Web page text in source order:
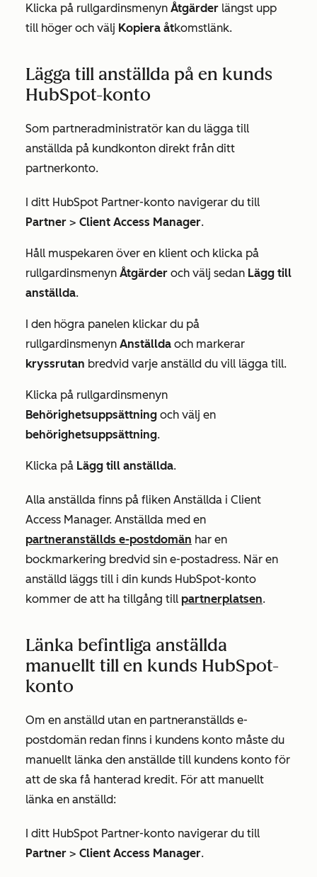
Klicka på rullgardinsmenyn Åtgärder längst upp
till höger och välj Kopiera åtkomstlänk.
Lägga till anställda på en kunds
HubSpot-konto
Som partneradministratör kan du lägga till
anställda på kundkonton direkt från ditt
partnerkonto.
I ditt HubSpot Partner-konto navigerar du till
Partner > Client Access Manager.
Håll muspekaren över en klient och klicka på
rullgardinsmenyn Åtgärder och välj sedan Lägg till
anställda.
I den högra panelen klickar du på
rullgardinsmenyn Anställda och markerar
kryssrutan bredvid varje anställd du vill lägga till.
Klicka på rullgardinsmenyn
Behörighetsuppsättning och välj en
behörighetsuppsättning.
Klicka på Lägg till anställda.
Alla anställda finns på fliken Anställda i Client
Access Manager. Anställda med en
partneranställds e-postdomän har en
bockmarkering bredvid sin e-postadress. När en
anställd läggs till i din kunds HubSpot-konto
kommer de att ha tillgång till partnerplatsen.
Länka befintliga anställda
manuellt till en kunds HubSpot-
konto
Om en anställd utan en partneranställds e-
postdomän redan finns i kundens konto måste du
manuellt länka den anställde till kundens konto för
att de ska få hanterad kredit. För att manuellt
länka en anställd:
I ditt HubSpot Partner-konto navigerar du till
Partner > Client Access Manager.